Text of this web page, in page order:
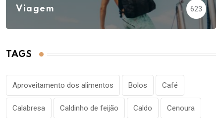
Viagem 623
TAGS
Aproveitamento dos alimentos Bolos Café
Calabresa Caldinho de feijão Caldo Cenoura